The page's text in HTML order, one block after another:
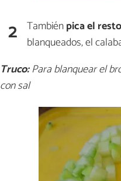
2 Tambiénpica el
blanqueados, el
Truco:Para blanquear el
con sal